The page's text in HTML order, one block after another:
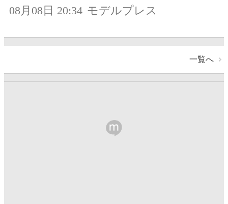
08月08日 20:34 モデルプレス
一覧へ